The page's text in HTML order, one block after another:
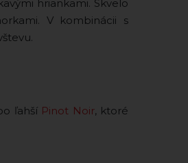
hriankami. Skvelo
V kombinácii s
ľahšíPinot Noir, ktoré